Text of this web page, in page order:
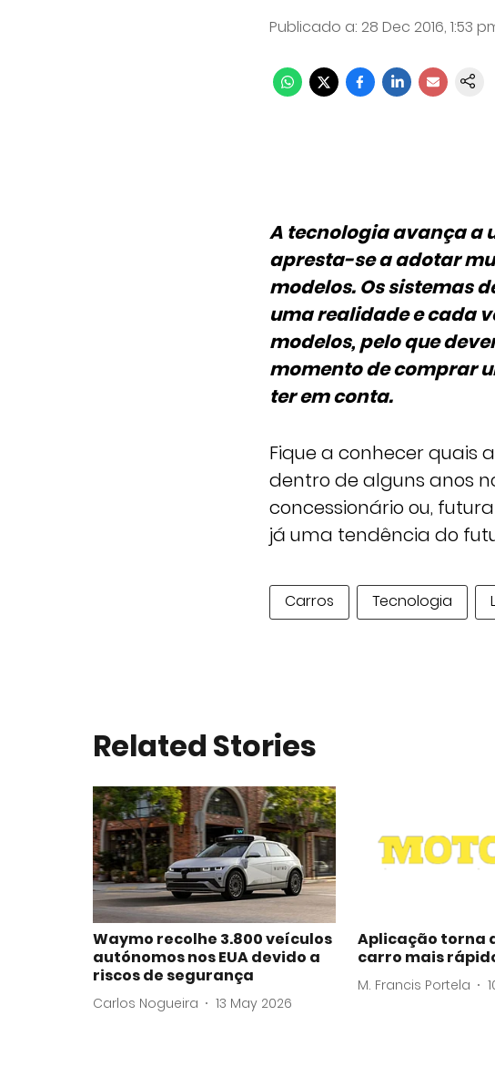
Publicado a: 28 Dec 2016, 1:53
A tecnologia avança a
apresta-se a adotar
modelos. Os sistemas
uma realidade e cada
modelos, pelo que
momento de comprar
ter em conta.
Fique a conhecer quais
dentro de alguns anos
concessionário ou,
já uma tendência do
Carros Tecnologia
Related Stories
Waymo recolhe 3.800 veículos
autónomos nos EUA devido a
riscos de segurança
Carlos Nogueira 13 May 2026
Aplicação torna
carro mais
M. Francis Portela